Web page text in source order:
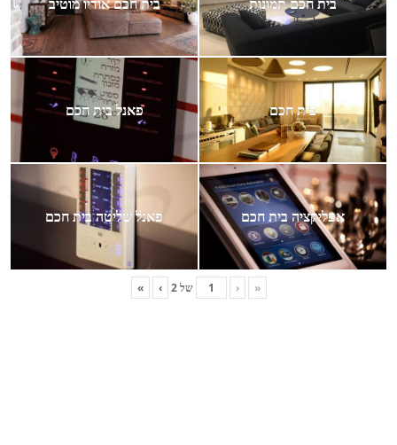
בית חכם תמונות בית חכם אודיו מוטיב
בית חכם פאנל בית חכם
אפליקציה בית חכם פאנל שליטה בית חכם
«
‹ של2
›
»